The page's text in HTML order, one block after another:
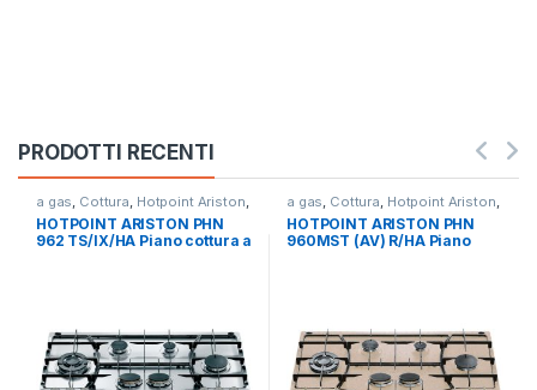
PRODOTTI RECENTI
a gas, Cottura, Hotpoint Ariston,
Piani Cottura
HOTPOINT ARISTON PHN
962 TS/IX/HA Piano cottura a
a gas, Cottura, Hotpoint Ariston,
Piani Cottura
HOTPOINT ARISTON PHN
960MST (AV) R/HA Piano